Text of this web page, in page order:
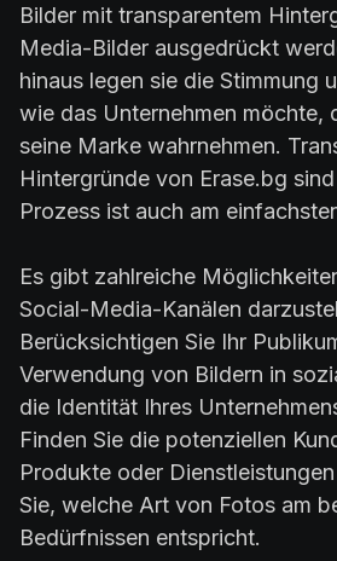
Bilder mit transparentem
Media-Bilder ausgedrückt
hinaus legen sie die Stimmung
wie das Unternehmen möchte,
seine Marke wahrnehmen.
Hintergründe von Erase.bg
Prozess ist auch am
Es gibt zahlreiche
Social-Media-Kanälen
Berücksichtigen Sie Ihr
Verwendung von Bildern in
die Identität Ihres
Finden Sie die potenziellen
Produkte oder
Sie, welche Art von Fotos am
Bedürfnissen entspricht.